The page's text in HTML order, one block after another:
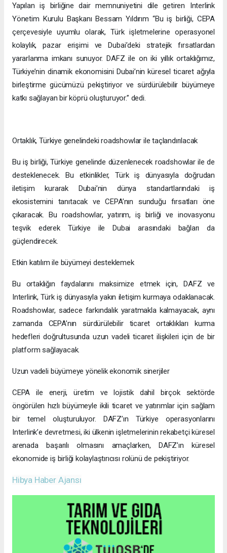
Yapılan iş birliğine dair memnuniyetini dile getiren Interlink
Yönetim Kurulu Başkanı Bessam Yıldırım “Bu iş birliği, CEPA
çerçevesiyle uyumlu olarak, Türk işletmelerine operasyonel
kolaylık, pazar erişimi ve Dubai’deki stratejik fırsatlardan
yararlanma imkanı sunuyor. DAFZ ile on iki yıllık ortaklığımız,
Türkiye’nin dinamik ekonomisini Dubai’nin küresel ticaret ağıyla
birleştirme gücümüzü pekiştiriyor ve sürdürülebilir büyümeye
katkı sağlayan bir köprü oluşturuyor.” dedi.
Ortaklık, Türkiye genelindeki roadshowlar ile taçlandırılacak
Bu iş birliği, Türkiye genelinde düzenlenecek roadshowlar ile de
desteklenecek. Bu etkinlikler, Türk iş dünyasıyla doğrudan
iletişim kurarak Dubai’nin dünya standartlarındaki iş
ekosistemini tanıtacak ve CEPA’nın sunduğu fırsatları öne
çıkaracak. Bu roadshowlar, yatırım, iş birliği ve inovasyonu
teşvik ederek Türkiye ile Dubai arasındaki bağları da
güçlendirecek.
Etkin katılım ile büyümeyi desteklemek
Bu ortaklığın faydalarını maksimize etmek için, DAFZ ve
Interlink, Türk iş dünyasıyla yakın iletişim kurmaya odaklanacak.
Roadshowlar, sadece farkındalık yaratmakla kalmayacak, aynı
zamanda CEPA’nın sürdürülebilir ticaret ortaklıkları kurma
hedefleri doğrultusunda uzun vadeli ticaret ilişkileri için de bir
platform sağlayacak.
Uzun vadeli büyümeye yönelik ekonomik sinerjiler
CEPA ile enerji, üretim ve lojistik dahil birçok sektörde
öngörülen hızlı büyümeyle ikili ticaret ve yatırımlar için sağlam
bir temel oluşturuluyor. DAFZ’ın Türkiye operasyonlarını
Interlink’e devretmesi, iki ülkenin işletmelerinin rekabetçi küresel
arenada başarılı olmasını amaçlarken, DAFZ’ın küresel
ekonomide iş birliği kolaylaştırıcısı rolünü de pekiştiriyor.
Hibya Haber Ajansı